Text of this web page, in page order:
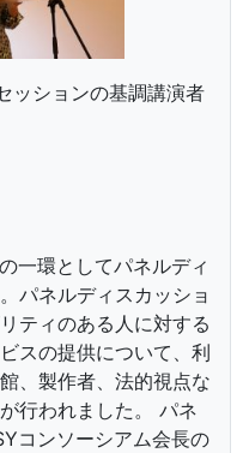
ッションの基調講演者
一環としてパネルディ
パネルディスカッショ
ティのある人に対する
スの提供について、利
、製作者、法的視点な
行われました。 パネ
コンソーシアム会長の